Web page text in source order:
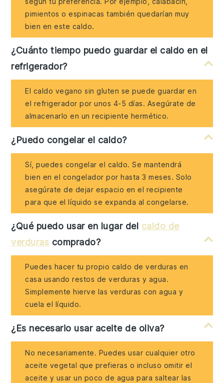
pimientos o espinacas también quedarían muy
bien en este caldo.
¿Cuánto tiempo puedo guardar el caldo en el
refrigerador?
El caldo vegano sin gluten se puede guardar en
el refrigerador por unos 4-5 días. Asegúrate de
almacenarlo en un recipiente hermético.
¿Puedo congelar el caldo?
Sí, puedes congelar el caldo. Se mantendrá
bien en el congelador por hasta 3 meses. Solo
asegúrate de dejar espacio en el recipiente
para que el líquido se expanda al congelarse.
¿Qué puedo usar en lugar del caldo de
verduras comprado?
Puedes hacer tu propio caldo de verduras en
casa usando restos de verduras y agua.
Simplemente hierve las verduras con agua y
cuela el líquido.
¿Es necesario usar aceite de oliva?
No necesariamente. Puedes usar cualquier otro
aceite vegetal que prefieras o incluso omitir el
aceite y usar un poco de agua para saltear las